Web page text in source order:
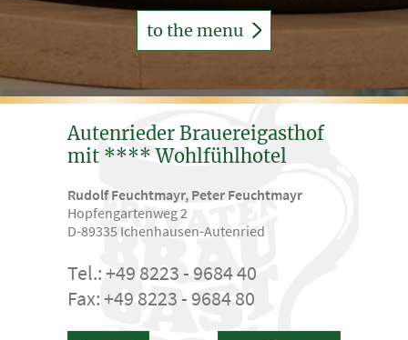
to the menu
Autenrieder Brauereigasthof
mit **** Wohlfühlhotel
Rudolf Feuchtmayr, Peter Feuchtmayr
Hopfengartenweg 2
D-89335 Ichenhausen-Autenried
Tel.: +49 8223 - 9684 40
Fax: +49 8223 - 9684 80